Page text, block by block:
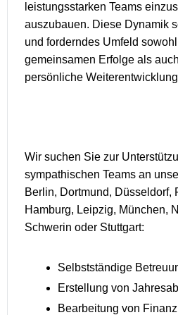
leistungsstarken Teams
auszubauen. Diese Dynamik
und forderndes Umfeld
gemeinsamen Erfolge als
persönliche
Wir suchen Sie zur
sympathischen Teams an
Berlin, Dortmund, Düsseldorf,
Hamburg, Leipzig, München,
Schwerin oder Stuttgart:
Selbstständige
Erstellung von
Bearbeitung von